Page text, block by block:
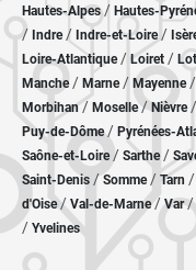
Hautes-Alpes/ Hautes-
/ Indre/ Indre-et-Loire/
Loire-Atlantique/ Loiret / Lot
Manche/ Marne/ Mayenne/
Morbihan/ Moselle/ Nièvre /
Puy-de-Dôme/ Pyrénées-
Saône-et-Loire/ Sarthe/
Saint-Denis /Somme/ Tarn /
d'Oise/ Val-de-Marne/Var/
/ Yvelines